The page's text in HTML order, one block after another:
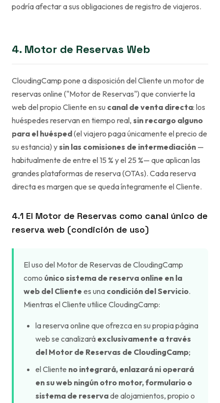
podría afectar a sus obligaciones de registro de viajeros.
4. Motor de Reservas Web
CloudingCamp pone a disposición del Cliente un motor de
reservas online ("Motor de Reservas") que convierte la
web del propio Cliente en su canal de venta directa: los
huéspedes reservan en tiempo real, sin recargo alguno
para el huésped(el viajero paga únicamente el precio de
su estancia) ysin las comisiones de intermediación —
habitualmente de entre el 15 % y el 25 %— que aplican las
grandes plataformas de reserva (OTAs). Cada reserva
directa es margen que se queda íntegramente el Cliente.
4.1 El Motor de Reservas como canal único de
reserva web (condición de uso)
El uso del Motor de Reservas de CloudingCamp
como único sistema de reserva online en la
web del Cliente es una condición del Servicio.
Mientras el Cliente utilice CloudingCamp:
la reserva online que ofrezca en su propia página
web se canalizará exclusivamente a través
del Motor de Reservas de CloudingCamp;
el Cliente no integrará, enlazará ni operará
en su web ningún otro motor, formulario o
sistema de reservade alojamientos, propio o